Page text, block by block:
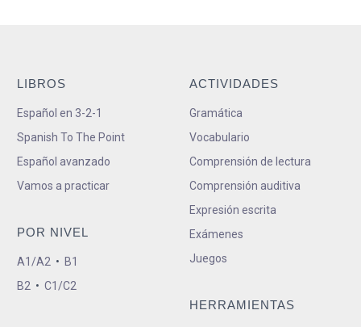
LIBROS
Español en 3-2-1
Spanish To The Point
Español avanzado
Vamos a practicar
POR NIVEL
A1/A2 • B1
B2 • C1/C2
ACTIVIDADES
Gramática
Vocabulario
Comprensión de lectura
Comprensión auditiva
Expresión escrita
Exámenes
Juegos
HERRAMIENTAS